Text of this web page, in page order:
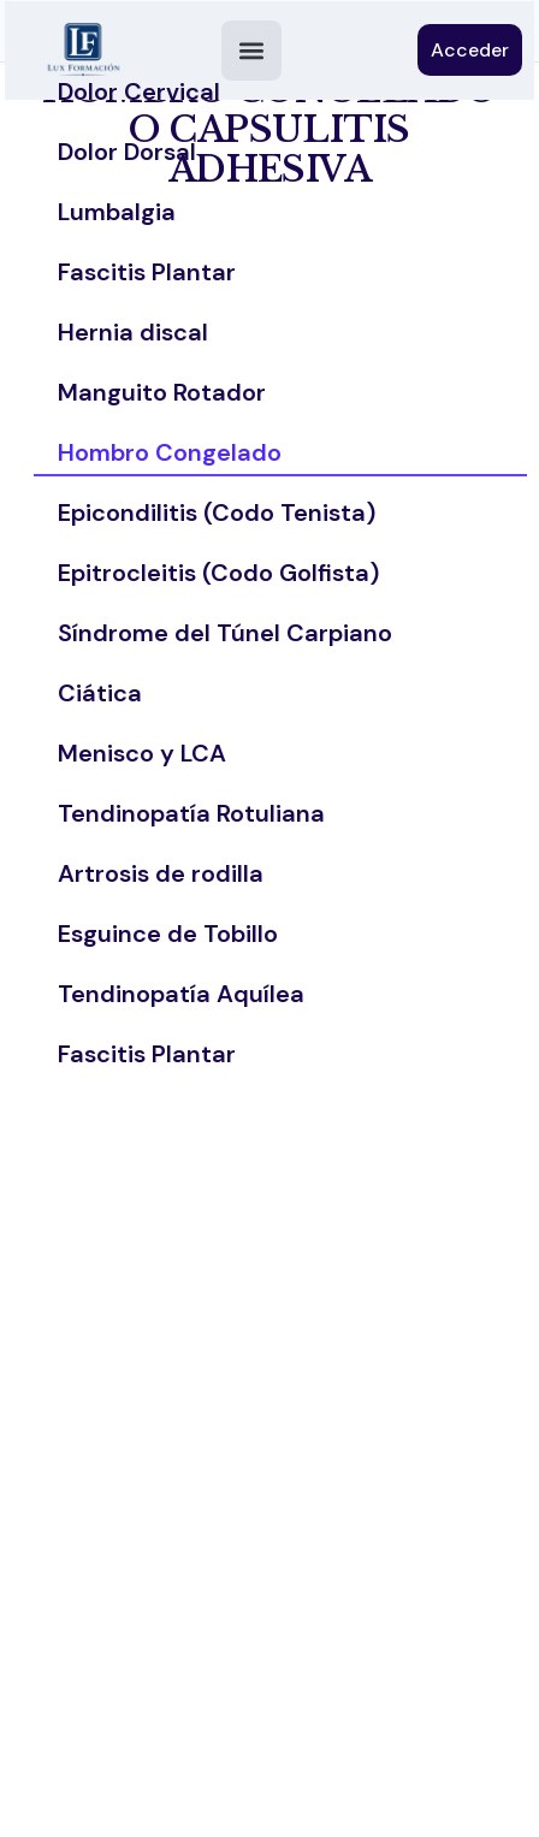
Acceder
HOMBRO CONGELADO
O CAPSULITIS
ADHESIVA
Dolor Cervical
Dolor Dorsal
Lumbalgia
Fascitis Plantar
Hernia discal
Manguito Rotador
Hombro Congelado
Epicondilitis (Codo Tenista)
Epitrocleitis (Codo Golfista)
Síndrome del Túnel Carpiano
Ciática
Menisco y LCA
Tendinopatía Rotuliana
Artrosis de rodilla
Esguince de Tobillo
Tendinopatía Aquílea
Fascitis Plantar